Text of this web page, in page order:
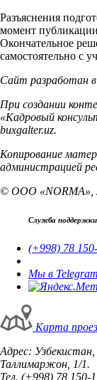
Разъяснения
момент
Окончательное
самостоятельно с
Сайт разработан
При создании
«Кадровый
buxgalter.uz.
Копирование
администрацией
© ООО «NORMA»,
Служба поддержки
(+998) 78
Мы в
Карта
Адрес:
Таллимаржон, 1/1.
Тел. (+998) 78 150-